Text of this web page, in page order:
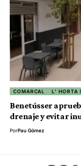
COMARCAL L' HORTA
Benetússer
drenaje y evitar
PorPau Gómez